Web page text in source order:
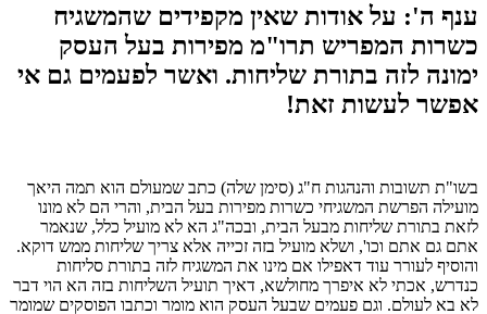
ענף ה': על אודות שאין מקפידים שהמשגיח
כשרות המפריש תרו"מ מפירות בעל העסק
ימונה לזה בתורת שליחות. ואשר לפעמים גם אי
אפשר לעשות זאת!
בשו"ת תשובות והנהגות ח"ג (סימן שלה) כתב שמעולם הוא תמה היאך
מועילה הפרשת המשגיחי כשרות מפירות בעל הבית, והרי הם לא מונו
לזאת בתורת שליחות מבעל הבית, ובכה"ג הא לא מועיל כלל, שנאמר
אתם גם אתם וכו', ושלא מועיל בזה זכייה אלא צריך שליחות ממש דוקא.
והוסיף לעורר עוד דאפילו אם מינו את המשגיח לזה בתורת סליחות
כנדרש, אכתי לא איפרך מחולשא, דאיך תועיל השליחות בזה הא הוי דבר
לא בא לעולם. וגם פעמים שבעל העסק הוא מומר וכתבו הפוסקים שמומר